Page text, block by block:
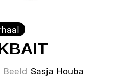
Beeld Sasja Houba